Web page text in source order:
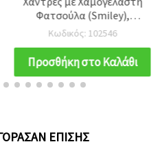
Φατσούλα (Smiley),
Στρογγυλές 7x8 mm
τρύπα 3 mm– Ιδανικές
για Κοσμήματα, Beading
& DIY Χειροτεχνίες,
Φυσικό Ξύλο, Σετ 50 τεμ.
Κωδικός: 102546
Προσθήκη στο Καλάθι
ΕΠΊΣΗΣ